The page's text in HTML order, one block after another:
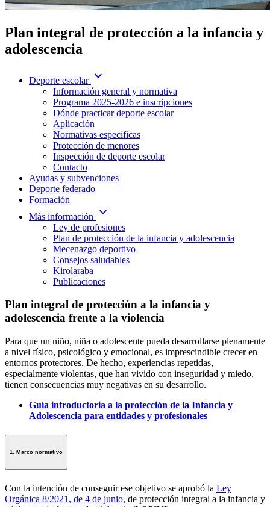
Plan integral de protección a la infancia y
adolescencia
Deporte escolar expand_more
Información general y normativa
Programa 2025-2026 e inscripciones
Dónde practicar deporte escolar
Aplicación
Normativas específicas
Protección de menores
Inspección de deporte escolar
Contacto
Ayudas y subvenciones
Deporte federado
Formación
Más información
expand_more
Ley de profesiones
Plan de protección de la infancia y adolescencia
Mecenazgo deportivo
Consejos saludables
Kirolaraba
Publicaciones
Plan integral de protección a la infancia y
adolescencia frente a la violencia
Para que un niño, niña o adolescente pueda desarrollarse plenamente
a nivel físico, psicológico y emocional, es imprescindible crecer en
entornos protectores. De hecho, experiencias repetidas,
especialmente violentas, que han vivido con inseguridad y miedo,
tienen consecuencias muy negativas en su desarrollo.
Guía introductoria a la protección de la Infancia y
Adolescencia para entidades y profesionales
1. Marco normativo
Con la intención de conseguir ese objetivo se aprobó la Ley
Orgánica 8/2021, de 4 de junio, de protección integral a la infancia y